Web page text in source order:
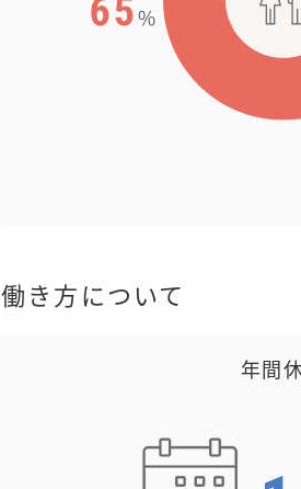
働き方について
年間